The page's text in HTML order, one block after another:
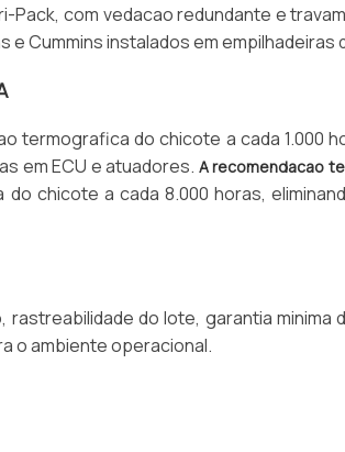
Pack, com vedacao redundante e
e Cummins instalados em empilhadeiras
termografica do chicote a cada 1.000
em ECU e atuadores. A recomendacao
chicote a cada 8.000 horas,
do lote, garantia minima
o ambiente operacional.